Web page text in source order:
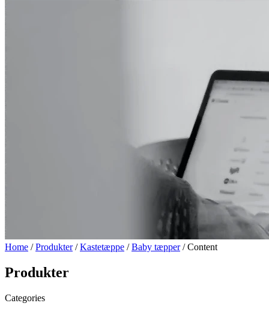
Home /Produkter/Kastetæppe /Baby tæpper/ Content
Produkter
Categories